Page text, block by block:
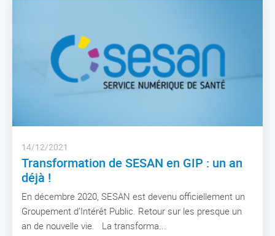
14/12/2021
Transformation de SESAN en GIP : un an
déjà !
En décembre 2020, SESAN est devenu officiellement un
Groupement d’Intérêt Public. Retour sur les presque un
an de nouvelle vie. La transforma...